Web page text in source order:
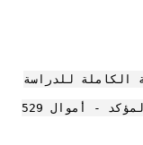
الكاملة للدراسة
- المنح والهبات - النقد العائلي المؤكد - أموال 529